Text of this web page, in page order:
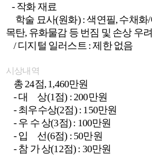
- 작화 재료
학술 묘사(원화) : 색연필, 수채화
목탄, 유화물감 등 번짐 및 손상 우
/ 디지털 일러스트 : 제한 없음
시상내역
총 24점, 1,460만원
- 대 상(1점) : 200만원
- 최우수상(2점) : 150만원
- 우 수 상(3점) : 100만원
- 입 선(6점) : 50만원
- 참 가 상(12점) : 30만원